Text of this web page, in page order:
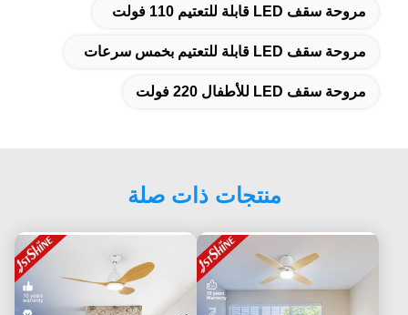
مروحة سقف LED قابلة للتعتيم 110 فولت
مروحة سقف LED قابلة للتعتيم بخمس سرعات
مروحة سقف LED للأطفال 220 فولت
منتجات ذات صلة